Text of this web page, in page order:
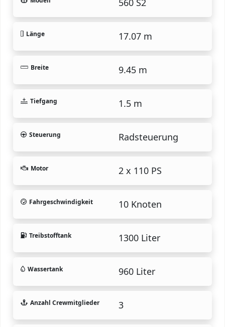
560 S2
Länge 17.07 m
Breite 9.45 m
Tiefgang 1.5 m
Steuerung Radsteuerung
Motor 2 x 110 PS
Fahrgeschwindigkeit 10 Knoten
Treibstofftank 1300 Liter
Wassertank 960 Liter
Anzahl Crewmitglieder 3